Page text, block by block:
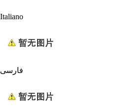
Italiano
فارسی